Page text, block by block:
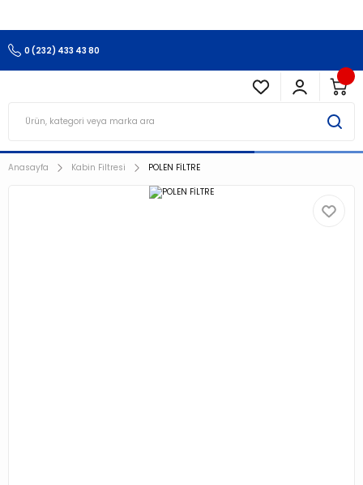
0 (232) 433 43 80
Anasayfa Kabin Filtresi POLEN FİLTRE